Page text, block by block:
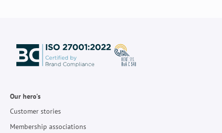
Our hero's
Customer stories
Membership associations